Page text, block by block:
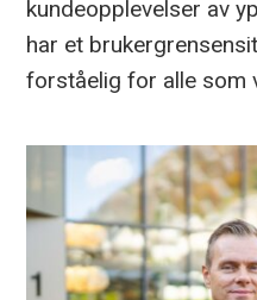
kundeopplevelser av
har et
forståelig for alle som